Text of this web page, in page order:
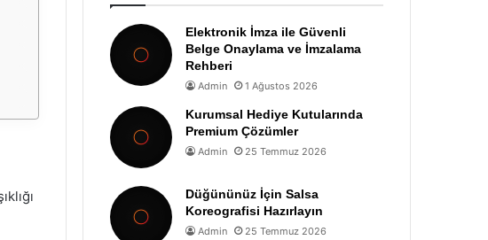
Elektronik İmza ile Güvenli
Belge Onaylama ve İmzalama
Rehberi
Admin 1 Ağustos 2026
Kurumsal Hediye Kutularında
Premium Çözümler
Admin 25 Temmuz 2026
Düğününüz İçin Salsa
Koreografisi Hazırlayın
Admin 25 Temmuz 2026